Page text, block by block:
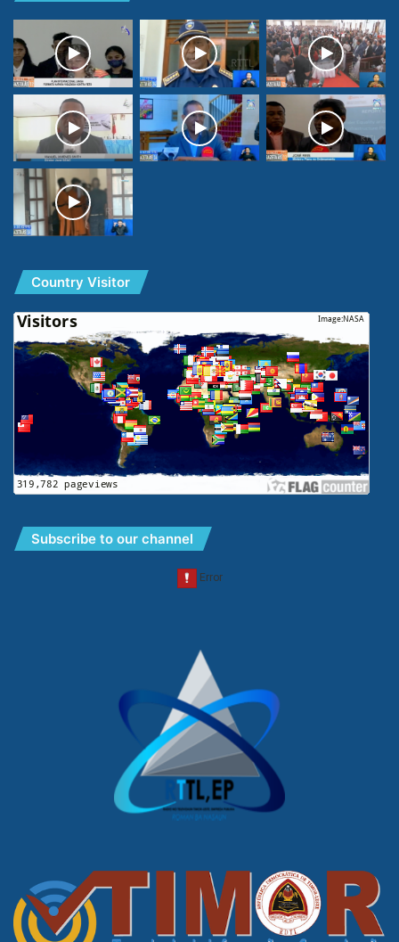
Country Visitor
Subscribe to our channel